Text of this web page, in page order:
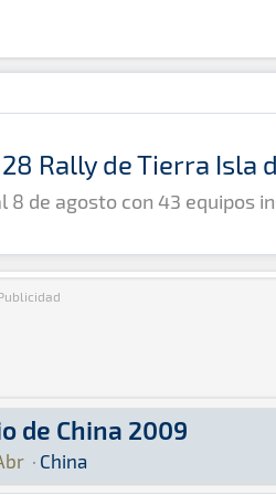
Rally de Tierra Isla
8 de agosto con 43 equipos
de China 2009
· Chinatoda la